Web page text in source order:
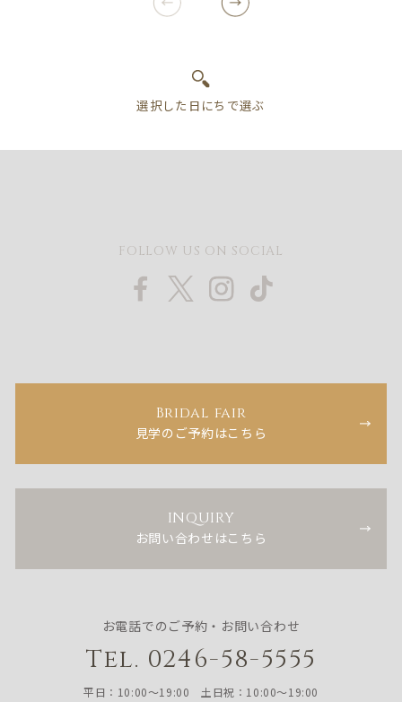
FOLLOW US ON SOCIAL
Bridal fair
見学のご予約はこちら
INQUIRY
お問い合わせはこちら
お電話でのご予約・お問い合わせ
Tel. 0246-58-5555
平日：10:00〜19:00 土日祝：10:00〜19:00